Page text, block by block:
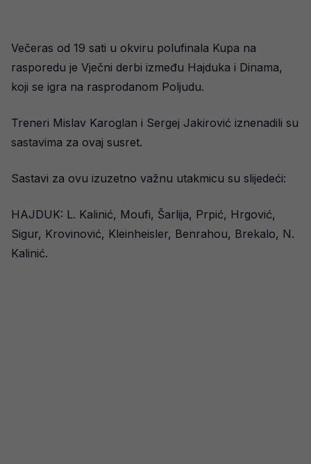
Večeras od 19 sati u okviru polufinala Kupa na
rasporedu je Vječni derbi između Hajduka i Dinama,
koji se igra na rasprodanom Poljudu.
Treneri Mislav Karoglan i Sergej Jakirović iznenadili su
sastavima za ovaj susret.
Sastavi za ovu izuzetno važnu utakmicu su slijedeći:
HAJDUK: L. Kalinić, Moufi, Šarlija, Prpić, Hrgović,
Sigur, Krovinović, Kleinheisler, Benrahou, Brekalo, N.
Kalinić.